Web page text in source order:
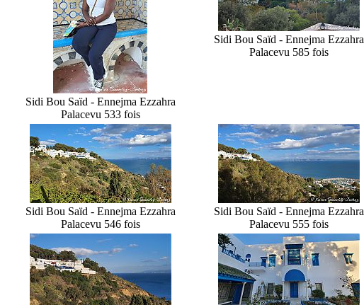
Sidi Bou Saïd - Ennejma Ezzahra
Palacevu 533 fois
Sidi Bou Saïd - Ennejma Ezzahra
Palacevu 585 fois
Sidi Bou Saïd - Ennejma Ezzahra
Palacevu 546 fois
Sidi Bou Saïd - Ennejma Ezzahra
Palacevu 555 fois